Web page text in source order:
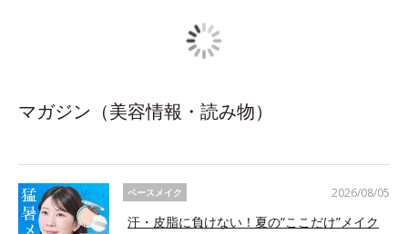
マガジン（美容情報・読み物）
ベースメイク
汗・皮脂に負けない！夏の“ここだけ”メイク
2026/08/05